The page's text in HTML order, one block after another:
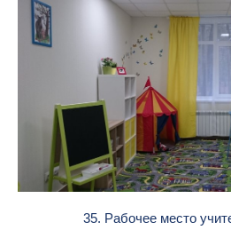
35. Рабочее место